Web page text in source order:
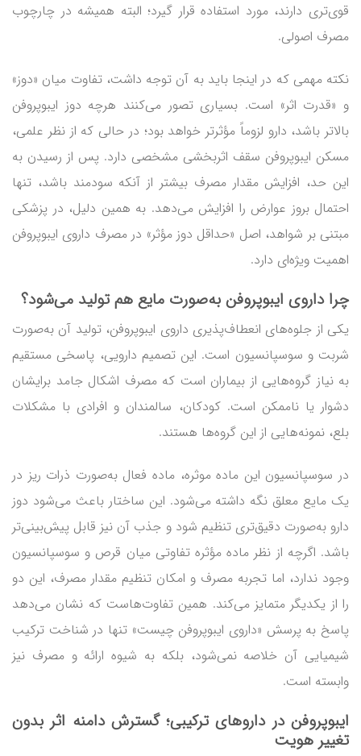
قوی‌تری دارند، مورد استفاده قرار گیرد؛ البته همیشه در چارچوب
مصرف اصولی.
نکته مهمی که در اینجا باید به آن توجه داشت، تفاوت میان «دوز»
و «قدرت اثر» است. بسیاری تصور می‌کنند هرچه دوز ایبوپروفن
بالاتر باشد، دارو لزوماً مؤثرتر خواهد بود؛ در حالی که از نظر علمی،
مسکن ایبوپروفن سقف اثربخشی مشخصی دارد. پس از رسیدن به
این حد، افزایش مقدار مصرف بیشتر از آنکه سودمند باشد، تنها
احتمال بروز عوارض را افزایش می‌دهد. به همین دلیل، در پزشکی
مبتنی بر شواهد، اصل «حداقل دوز مؤثر» در مصرف داروی ایبوپروفن
اهمیت ویژه‌ای دارد.
چرا داروی ایبوپروفن به‌صورت مایع هم تولید می‌شود؟
یکی از جلوه‌های انعطاف‌پذیری داروی ایبوپروفن، تولید آن به‌صورت
شربت و سوسپانسیون است. این تصمیم دارویی، پاسخی مستقیم
به نیاز گروه‌هایی از بیماران است که مصرف اشکال جامد برایشان
دشوار یا ناممکن است. کودکان، سالمندان و افرادی با مشکلات
بلع، نمونه‌هایی از این گروه‌ها هستند.
در سوسپانسیون این ماده موثره، ماده فعال به‌صورت ذرات ریز در
یک مایع معلق نگه داشته می‌شود. این ساختار باعث می‌شود دوز
دارو به‌صورت دقیق‌تری تنظیم شود و جذب آن نیز قابل پیش‌بینی‌تر
باشد. اگرچه از نظر ماده مؤثره تفاوتی میان قرص و سوسپانسیون
وجود ندارد، اما تجربه مصرف و امکان تنظیم مقدار مصرف، این دو
را از یکدیگر متمایز می‌کند. همین تفاوت‌هاست که نشان می‌دهد
پاسخ به پرسش «داروی ایبوپروفن چیست» تنها در شناخت ترکیب
شیمیایی آن خلاصه نمی‌شود، بلکه به شیوه ارائه و مصرف نیز
وابسته است.
ایبوپروفن در داروهای ترکیبی؛ گسترش دامنه اثر بدون
تغییر هویت